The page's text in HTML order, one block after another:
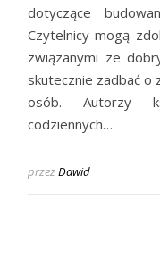
dotyczące
Czytelnicy mogą
związanymi ze
skutecznie zadbać
osób. Autorzy
codziennych…
przezDawid